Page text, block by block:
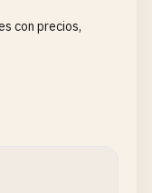
con precios,